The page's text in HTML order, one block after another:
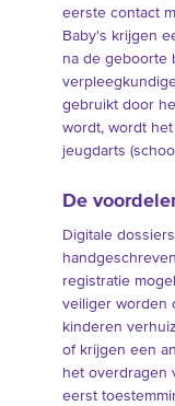
eerste contact
Baby's krijgen
na de geboorte
gebruikt door
wordt, wordt
jeugdarts
De
Digitale
registratie
veiliger worden
kinderen
of krijgen een
het overdragen
eerst